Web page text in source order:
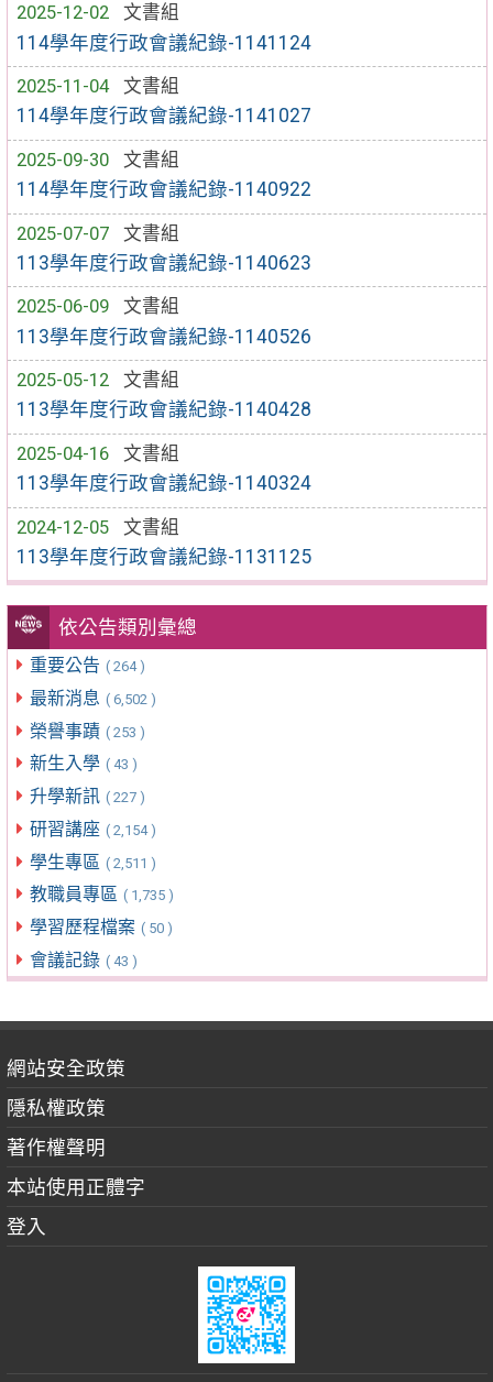
2025-12-02
文書組
114學年度行政會議紀錄-1141124
2025-11-04
文書組
114學年度行政會議紀錄-1141027
2025-09-30
文書組
114學年度行政會議紀錄-1140922
2025-07-07
文書組
113學年度行政會議紀錄-1140623
2025-06-09
文書組
113學年度行政會議紀錄-1140526
2025-05-12
文書組
113學年度行政會議紀錄-1140428
2025-04-16
文書組
113學年度行政會議紀錄-1140324
2024-12-05
文書組
113學年度行政會議紀錄-1131125
依公告類別彙總
重要公告 ( 264 )
最新消息 ( 6,502 )
榮譽事蹟 ( 253 )
新生入學 ( 43 )
升學新訊 ( 227 )
研習講座 ( 2,154 )
學生專區 ( 2,511 )
教職員專區 ( 1,735 )
學習歷程檔案 ( 50 )
會議記錄 ( 43 )
網站安全政策
隱私權政策
著作權聲明
本站使用正體字
登入